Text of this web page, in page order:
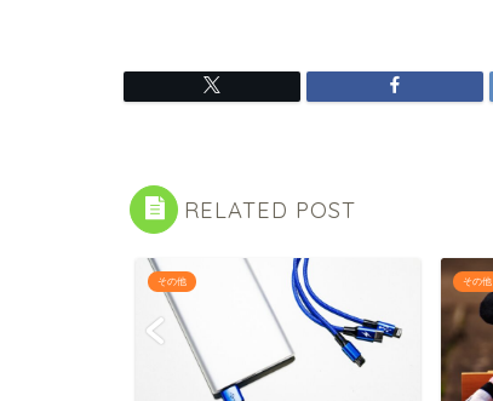
RELATED POST
その他 その他